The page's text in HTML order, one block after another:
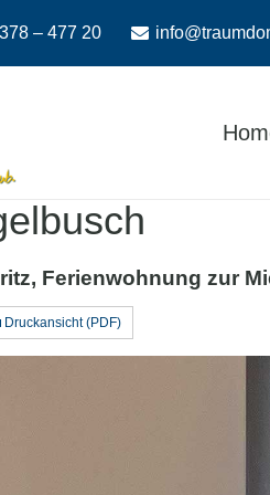
– 477 20
Ferienwohnung zur
Druckansicht (PDF)